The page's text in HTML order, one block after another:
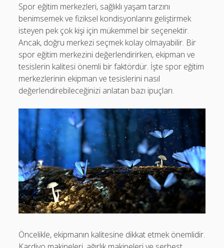
Spor eğitim merkezleri, sağlıklı yaşam tarzını
benimsemek ve fiziksel kondisyonlarını geliştirmek
isteyen pek çok kişi için mükemmel bir seçenektir.
Ancak, doğru merkezi seçmek kolay olmayabilir. Bir
spor eğitim merkezini değerlendirirken, ekipman ve
tesislerin kalitesi önemli bir faktördür. İşte spor eğitim
merkezlerinin ekipman ve tesislerini nasıl
değerlendirebileceğinizi anlatan bazı ipuçları.
Öncelikle, ekipmanın kalitesine dikkat etmek önemlidir.